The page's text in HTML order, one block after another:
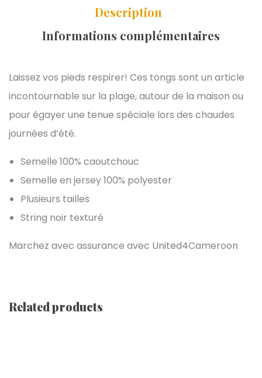
Description
Informations complémentaires
Laissez vos pieds respirer! Ces tongs sont un article
incontournable sur la plage, autour de la maison ou
pour égayer une tenue spéciale lors des chaudes
journées d’été.
Semelle 100% caoutchouc
Semelle en jersey 100% polyester
Plusieurs tailles
String noir texturé
Marchez avec assurance avec United4Cameroon
Related products